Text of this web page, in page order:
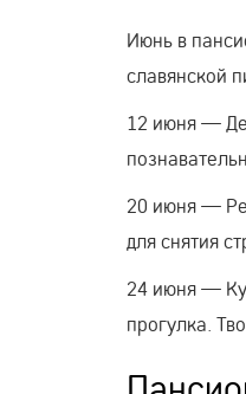
Июнь в
славянской
12 июня —
20 июня —
для снятия
24 июня —
прогулка.